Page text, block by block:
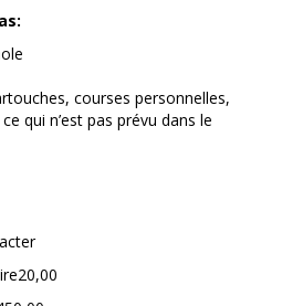
courses personnelles,
qui n’est pas prévu dans le
20,00